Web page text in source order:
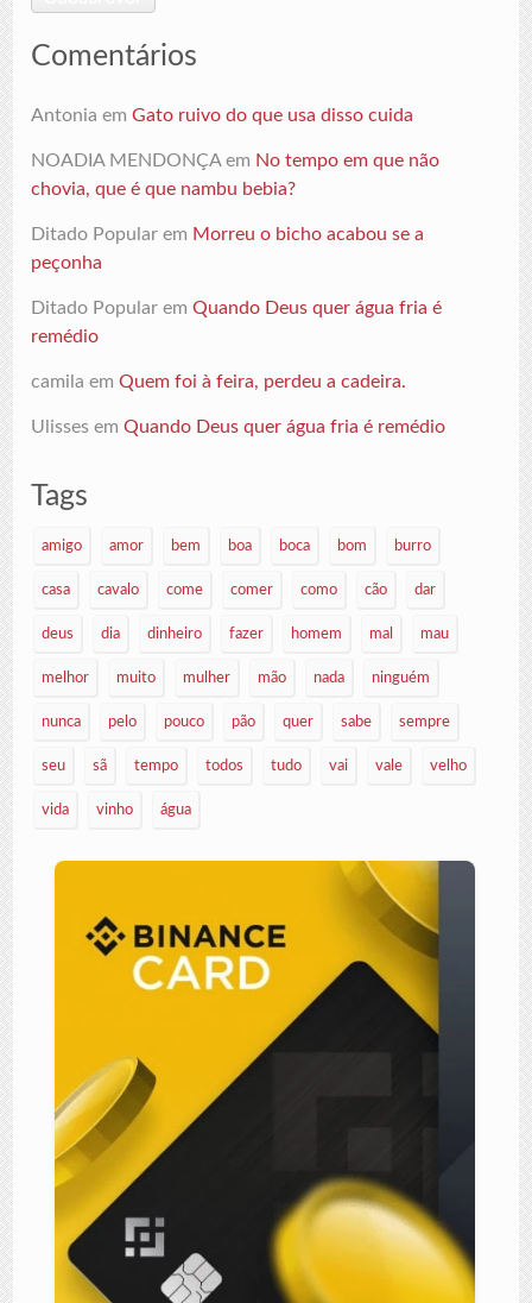
de
email
Comentários
Antonia emGato ruivo do que usa disso cuida
NOADIA MENDONÇAem No tempo em que não
chovia, que é que nambu bebia?
Ditado Popular em Morreu o bicho acabou se a
peçonha
Ditado Popular emQuando Deus quer água fria é
remédio
camila emQuem foi à feira, perdeu a cadeira.
Ulisses emQuando Deus quer água fria é remédio
Tags
amigo amor bem boa boca bom burro
casa cavalo come comer como cão dar
deus dia dinheiro fazer homem mal mau
melhor muito mulher mão nada ninguém
nunca pelo pouco pão quer sabe sempre
seu sã tempo todos tudo vai vale velho
vida vinho água